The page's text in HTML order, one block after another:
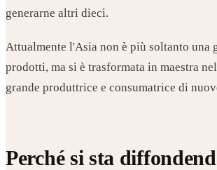
generarne altri dieci.
Attualmente l'Asia non è più soltanto una
prodotti, ma si è trasformata in maestra
grande produttrice e consumatrice di
Perché si sta